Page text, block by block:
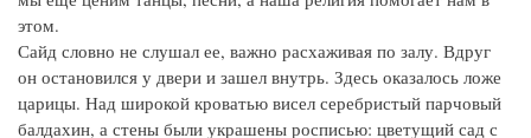
этом.
Сайд словно не слушал ее, важно расхаживая по залу. Вдруг
он остановился у двери и зашел внутрь. Здесь оказалось ложе
царицы. Над широкой кроватью висел серебристый парчовый
балдахин, а стены были украшены росписью: цветущий сад с